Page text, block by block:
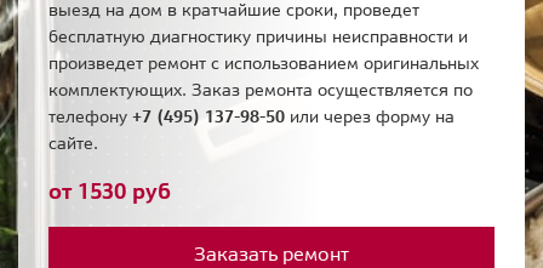
выезд на дом в кратчайшие сроки, проведет
бесплатную диагностику причины неисправности и
произведет ремонт с использованием оригинальных
комплектующих. Заказ ремонта осуществляется по
телефону +7 (495) 137-98-50 или через форму на
сайте.
от 1530 руб
Заказать ремонт